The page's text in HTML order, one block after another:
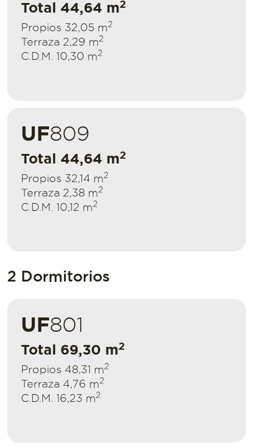
Total 44,64 m2
Propios 32,05 m2
Terraza 2,29 m2
C.D.M. 10,30 m2
UF809
Total 44,64 m2
Propios 32,14 m2
Terraza 2,38 m2
C.D.M. 10,12 m2
2 Dormitorios
UF801
Total 69,30 m2
Propios 48,31 m2
Terraza 4,76 m2
C.D.M. 16,23 m2